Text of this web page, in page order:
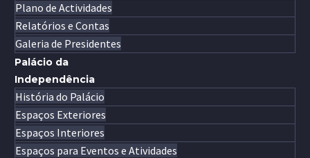
Plano de Actividades
Relatórios e Contas
Galeria de Presidentes
Palácio da
Independência
História do Palácio
Espaços Exteriores
Espaços Interiores
Espaços para Eventos e Atividades